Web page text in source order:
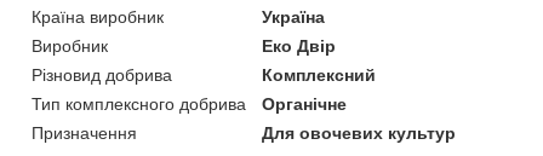
Країна виробник
Україна
Виробник
Еко Двір
Різновид добрива
Комплексний
Тип комплексного добрива
Органічне
Призначення
Для овочевих культур